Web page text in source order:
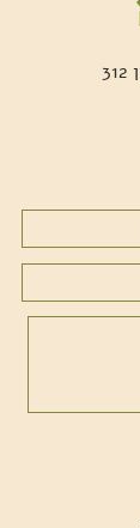
רחוב צבי בורנשטיין 312